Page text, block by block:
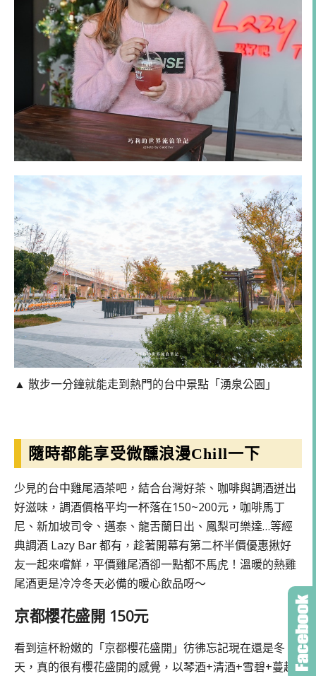
▲ 散步一分鐘就能走到熱門的台中景點「湧泉公園」
隨時都能享受微醺浪漫Chill一下
少見的台中雞尾酒茶吧，結合台灣好茶、咖啡與調酒迸出
好滋味，調酒價格平均一杯落在150~200元，咖啡馬丁
尼、新加坡司令、邁泰、龍舌蘭日出、鳳梨可樂達…等經
典調酒 Lazy Bar 都有，趁著開幕有第二杯半價優惠揪好
友一起來嚐鮮，平價雞尾酒卻一點都不馬虎！溫暖的熱雞
尾酒更是冷冷冬天必備的暖心飲品呀～
京都櫻花盛開 150元
看到這杯粉嫩的「京都櫻花盛開」彷彿忘記現在還是冬
天，真的很有櫻花盛開的感覺，以琴酒+清酒+雪碧+蔓越